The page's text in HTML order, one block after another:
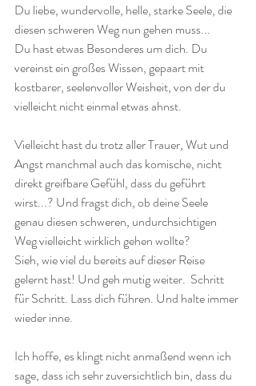
Du liebe, wundervolle, helle, starke Seele, die
diesen schweren Weg nun gehen muss...
Du hast etwas Besonderes um dich. Du
vereinst ein großes Wissen, gepaart mit
kostbarer, seelenvoller Weisheit, von der du
vielleicht nicht einmal etwas ahnst.
Vielleicht hast du trotz aller Trauer, Wut und
Angst manchmal auch das komische, nicht
direkt greifbare Gefühl, dass du geführt
wirst...? Und fragst dich, ob deine Seele
genau diesen schweren, undurchsichtigen
Weg vielleicht wirklich gehen wollte?
Sieh, wie viel du bereits auf dieser Reise
gelernt hast! Und geh mutig weiter.  Schritt
für Schritt. Lass dich führen. Und halte immer
wieder inne.
Ich hoffe, es klingt nicht anmaßend wenn ich
sage, dass ich sehr zuversichtlich bin, dass du